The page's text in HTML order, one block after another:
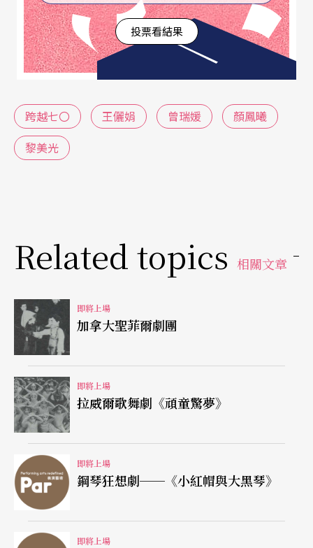
投票看結果
跨越七〇 王儷娟 曾瑞媛
顏鳳曦
黎美光
Related topics 相關文章
即將上場
加拿大聖菲爾劇團
即將上場
拉威爾歌舞劇《頑童驚夢》
即將上場
鋼琴狂想劇──《小紅帽與大黑琴》
即將上場